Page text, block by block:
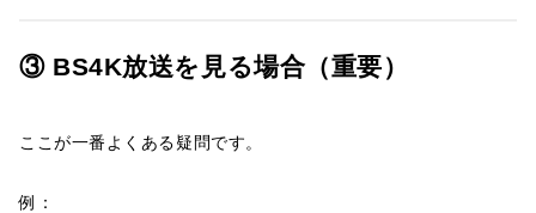
③ BS4K放送を見る場合（重要）
ここが一番よくある疑問です。
例：